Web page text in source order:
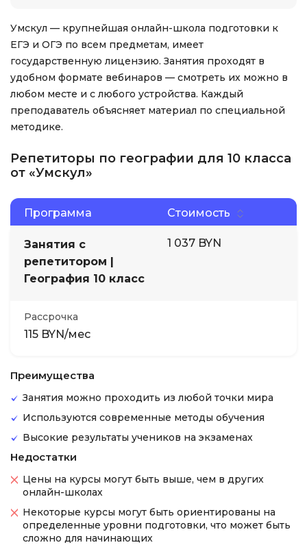
Умскул — крупнейшая онлайн-школа подготовки к
ЕГЭ и ОГЭ по всем предметам, имеет
государственную лицензию. Занятия проходят в
удобном формате вебинаров — смотреть их можно в
любом месте и с любого устройства. Каждый
преподаватель объясняет материал по специальной
методике.
Репетиторы по географии для 10 класса
от «Умскул»
Программа Стоимость
Занятия с
репетитором |
География 10 класс
1 037 BYN
Рассрочка
115 BYN/мес
Преимущества
Занятия можно проходить из любой точки мира
Используются современные методы обучения
Высокие результаты учеников на экзаменах
Недостатки
Цены на курсы могут быть выше, чем в других
онлайн-школах
Некоторые курсы могут быть ориентированы на
определенные уровни подготовки, что может быть
сложно для начинающих